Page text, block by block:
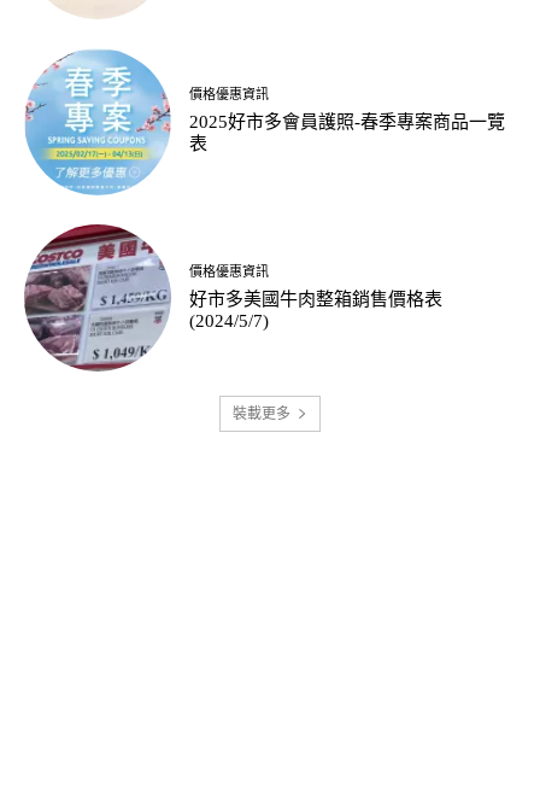
價格優惠資訊
2025好市多會員護照-春季專案商品一覽
表
價格優惠資訊
好市多美國牛肉整箱銷售價格表
(2024/5/7)
裝載更多